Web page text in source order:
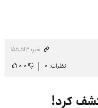
خبر: ۱۵۵٬۵۱۳
نظرات: ۰ ۰-۰